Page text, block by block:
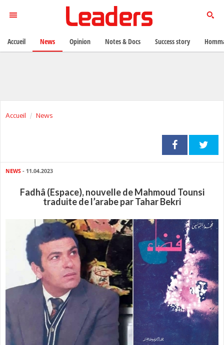
Accueil News
NEWS - 11.04.2023
Fadhâ (Espace), nouvelle de Mahmoud Tounsi
traduite de l’arabe par Tahar Bekri
Accueil News Opinion Notes & Docs Success story